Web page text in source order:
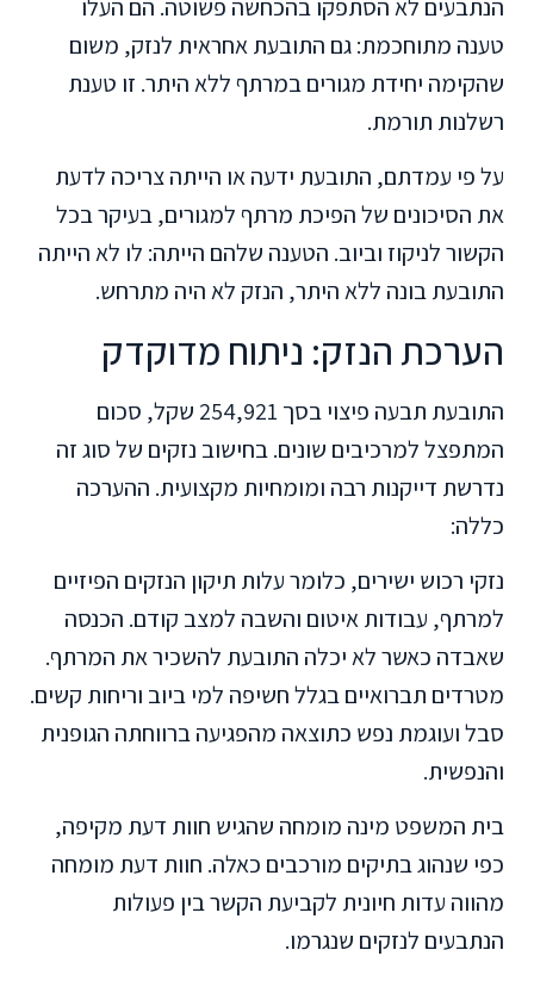
הנתבעים לא הסתפקו בהכחשה פשוטה. הם העלו
טענה מתוחכמת: גם התובעת אחראית לנזק, משום
שהקימה יחידת מגורים במרתף ללא היתר. זו טענת
רשלנות תורמת.
על פי עמדתם, התובעת ידעה או הייתה צריכה לדעת
את הסיכונים של הפיכת מרתף למגורים, בעיקר בכל
הקשור לניקוז וביוב. הטענה שלהם הייתה: לו לא הייתה
התובעת בונה ללא היתר, הנזק לא היה מתרחש.
הערכת הנזק: ניתוח מדוקדק
התובעת תבעה פיצוי בסך 254,921 שקל, סכום
המתפצל למרכיבים שונים. בחישוב נזקים של סוג זה
נדרשת דייקנות רבה ומומחיות מקצועית. ההערכה
כללה:
נזקי רכוש ישירים, כלומר עלות תיקון הנזקים הפיזיים
למרתף, עבודות איטום והשבה למצב קודם. הכנסה
שאבדה כאשר לא יכלה התובעת להשכיר את המרתף.
מטרדים תברואיים בגלל חשיפה למי ביוב וריחות קשים.
סבל ועוגמת נפש כתוצאה מהפגיעה ברווחתה הגופנית
והנפשית.
בית המשפט מינה מומחה שהגיש חוות דעת מקיפה,
כפי שנהוג בתיקים מורכבים כאלה. חוות דעת מומחה
מהווה עדות חיונית לקביעת הקשר בין פעולות
הנתבעים לנזקים שנגרמו.